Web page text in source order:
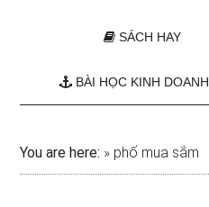
SÁCH HAY
BÀI HỌC KINH DOANH
You are here: » phố mua sắm